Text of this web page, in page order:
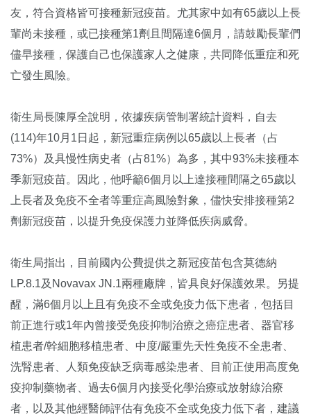
友，符合資格皆可接種新冠疫苗。尤其家中如有65歲以上長
輩尚未接種，或已接種第1劑且間隔達6個月，請鼓勵長輩們
儘早接種，保護自己也保護家人之健康，共同降低重症和死
亡發生風險。
衛生局長陳厚全說明，依據疾病管制署統計資料，自去
(114)年10月1日起，新冠重症病例以65歲以上長者（占
73%）及具慢性病史者（占81%）為多，其中93%未接種本
季新冠疫苗。因此，他呼籲6個月以上達接種間隔之65歲以
上長者及免疫不全者等重症高風險對象，儘快安排接種第2
劑新冠疫苗，以提升免疫保護力並降低疾病威脅。
衛生局指出，目前國內公費提供之新冠疫苗包含莫德納
LP.8.1及Novavax JN.1兩種廠牌，皆具良好保護效果。另提
醒，滿6個月以上且有免疫不全或免疫力低下患者，包括目
前正進行或1年內曾接受免疫抑制治療之癌症患者、器官移
植患者/幹細胞移植患者、中度/嚴重先天性免疫不全患者、
洗腎患者、人類免疫缺乏病毒感染患者、目前正使用高度免
疫抑制藥物者、過去6個月內接受化學治療或放射線治療
者，以及其他經醫師評估有免疫不全或免疫力低下者，建議